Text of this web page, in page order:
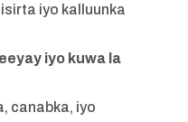
iyo kalluunka
iyo kuwa la
canabka, iyo